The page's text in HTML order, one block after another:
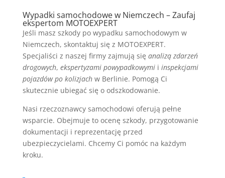
Wypadki samochodowe w Niemczech – Zaufaj
ekspertom MOTOEXPERT
Jeśli masz szkody po wypadku samochodowym w
Niemczech, skontaktuj się z MOTOEXPERT.
Specjaliści z naszej firmy zajmują się analizą zdarzeń
drogowych, ekspertyzami powypadkowymii inspekcjami
pojazdów po kolizjachw Berlinie. Pomogą Ci
skutecznie ubiegać się o odszkodowanie.
Nasi rzeczoznawcy samochodowi oferują pełne
wsparcie. Obejmuje to ocenę szkody, przygotowanie
dokumentacji i reprezentację przed
ubezpieczycielami. Chcemy Ci pomóc na każdym
kroku.